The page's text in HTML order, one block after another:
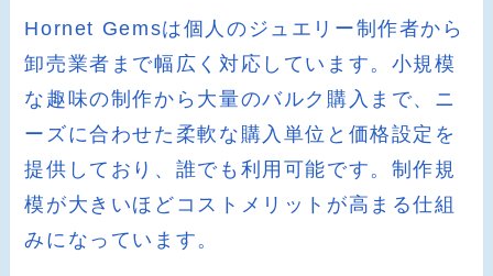
Hornet Gemsは個人のジュエリー制作者から
卸売業者まで幅広く対応しています。小規模
な趣味の制作から大量のバルク購入まで、ニ
ーズに合わせた柔軟な購入単位と価格設定を
提供しており、誰でも利用可能です。制作規
模が大きいほどコストメリットが高まる仕組
みになっています。